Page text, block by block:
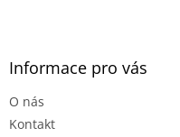
Informace pro vás
O nás
Kontakt